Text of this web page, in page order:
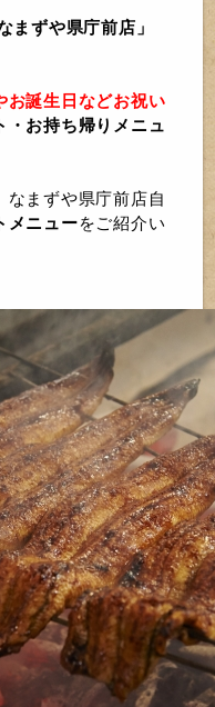
なまずや県庁前店」
お誕生日などお祝い
・お持ち帰りメニュ
なまずや県庁前店自
メニューをご紹介い